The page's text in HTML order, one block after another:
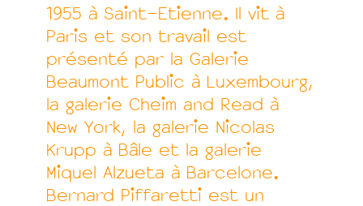
1955 à Saint-Etienne. Il vit à
Paris et son travail est
présenté par la Galerie
Beaumont Public à Luxembourg,
la galerie Cheim and Read à
New York, la galerie Nicolas
Krupp à Bâle et la galerie
Miquel Alzueta à Barcelone.
Bernard Piffaretti est un